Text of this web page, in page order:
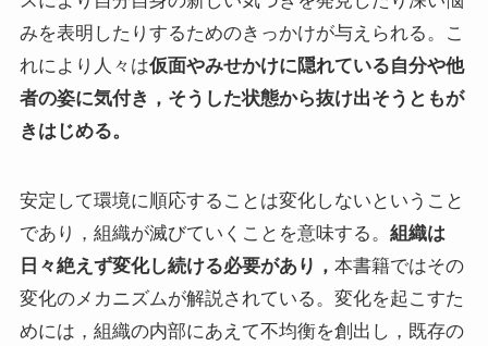
みを表明したりするためのきっかけが与えられる。こ
れにより人々は仮面やみせかけに隠れている自分や他
者の姿に気付き，そうした状態から抜け出そうともが
きはじめる。
安定して環境に順応することは変化しないということ
であり，組織が滅びていくことを意味する。 組織は
日々絶えず変化し続ける必要があり， 本書籍ではその
変化のメカニズムが解説されている。変化を起こすた
めには，組織の内部にあえて不均衡を創出し，既存の